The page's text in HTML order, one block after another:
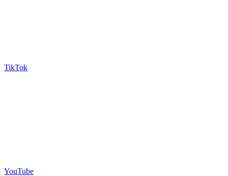
TikTok
YouTube